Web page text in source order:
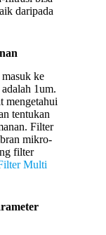
daripada
ke
1um.
mengetahui
tentukan
Filter
mikro-
filter
Multi